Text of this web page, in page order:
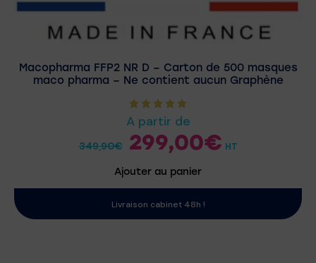
Macopharma FFP2 NR D – Carton de 500 masques
maco pharma – Ne contient aucun Graphène
A partir de
349,90€ 299,00€ HT
Ajouter au panier
Livraison cabinet 48h !